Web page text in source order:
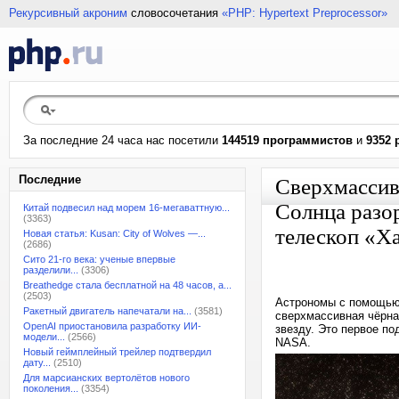
Рекурсивный акроним словосочетания «PHP: Hypertext Preprocessor»
За последние 24 часа нас посетили 144519 программистов и 9352
Последние
Китай подвесил над морем 16-мегаваттную...
(3363)
Новая статья: Kusan: City of Wolves —...
(2686)
Сито 21-го века: ученые впервые
разделили...
(3306)
Breathedge стала бесплатной на 48 часов, а...
(2503)
Ракетный двигатель напечатали на...
(3581)
OpenAI приостановила разработку ИИ-
модели...
(2566)
Новый геймплейный трейлер подтвердил
дату...
(2510)
Для марсианских вертолётов нового
поколения...
(3354)
Солнца
телескоп
Астрономы с помощью
сверхмассивная
звезду. Это первое
NASA.